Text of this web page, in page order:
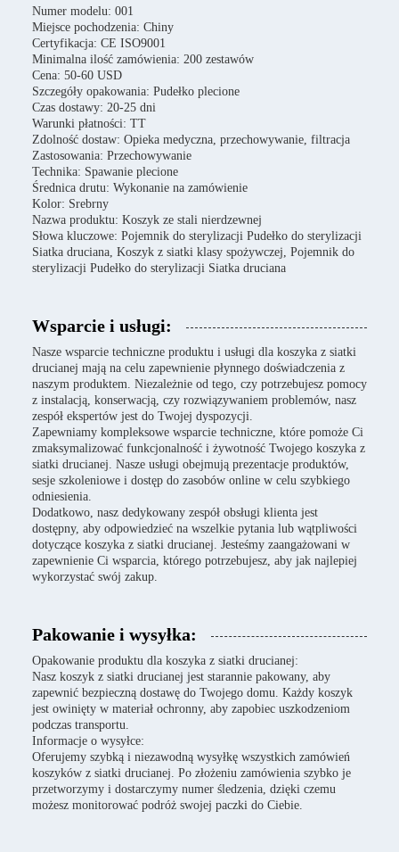
Numer modelu: 001
Miejsce pochodzenia: Chiny
Certyfikacja: CE ISO9001
Minimalna ilość zamówienia: 200 zestawów
Cena: 50-60 USD
Szczegóły opakowania: Pudełko plecione
Czas dostawy: 20-25 dni
Warunki płatności: TT
Zdolność dostaw: Opieka medyczna, przechowywanie, filtracja
Zastosowania: Przechowywanie
Technika: Spawanie plecione
Średnica drutu: Wykonanie na zamówienie
Kolor: Srebrny
Nazwa produktu: Koszyk ze stali nierdzewnej
Słowa kluczowe: Pojemnik do sterylizacji Pudełko do sterylizacji
Siatka druciana, Koszyk z siatki klasy spożywczej, Pojemnik do
sterylizacji Pudełko do sterylizacji Siatka druciana
Wsparcie i usługi:
Nasze wsparcie techniczne produktu i usługi dla koszyka z siatki
drucianej mają na celu zapewnienie płynnego doświadczenia z
naszym produktem. Niezależnie od tego, czy potrzebujesz pomocy
z instalacją, konserwacją, czy rozwiązywaniem problemów, nasz
zespół ekspertów jest do Twojej dyspozycji.
Zapewniamy kompleksowe wsparcie techniczne, które pomoże Ci
zmaksymalizować funkcjonalność i żywotność Twojego koszyka z
siatki drucianej. Nasze usługi obejmują prezentacje produktów,
sesje szkoleniowe i dostęp do zasobów online w celu szybkiego
odniesienia.
Dodatkowo, nasz dedykowany zespół obsługi klienta jest
dostępny, aby odpowiedzieć na wszelkie pytania lub wątpliwości
dotyczące koszyka z siatki drucianej. Jesteśmy zaangażowani w
zapewnienie Ci wsparcia, którego potrzebujesz, aby jak najlepiej
wykorzystać swój zakup.
Pakowanie i wysyłka:
Opakowanie produktu dla koszyka z siatki drucianej:
Nasz koszyk z siatki drucianej jest starannie pakowany, aby
zapewnić bezpieczną dostawę do Twojego domu. Każdy koszyk
jest owinięty w materiał ochronny, aby zapobiec uszkodzeniom
podczas transportu.
Informacje o wysyłce:
Oferujemy szybką i niezawodną wysyłkę wszystkich zamówień
koszyków z siatki drucianej. Po złożeniu zamówienia szybko je
przetworzymy i dostarczymy numer śledzenia, dzięki czemu
możesz monitorować podróż swojej paczki do Ciebie.